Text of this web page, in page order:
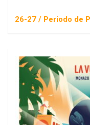
/ Periodo de